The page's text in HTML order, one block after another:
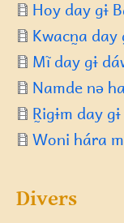
Document
Hoy day gɨ
Document
Kwacn̰a day
Document
Mĩ day gɨ
Document
Namde nə
Document
R̰igɨm day
Document
Woni hára
Divers